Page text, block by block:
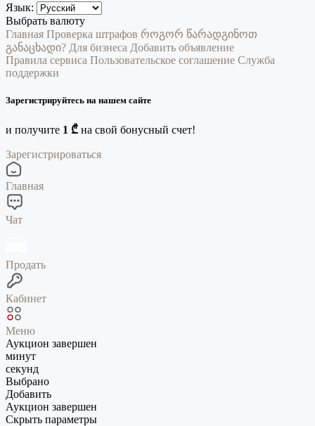
Язык:
Выбрать валюту
Главная Проверка штрафов როგორ წარადგინოთ
განაცხადი? Для бизнеса Добавить объявление
Правила сервиса Пользовательское соглашение Служба
поддержки
Зарегистрируйтесь на нашем сайте
и получите 1 ₾ на свой бонусный счет!
Зарегистрироваться
Главная
Чат
Продать
Кабинет
Меню
Аукцион завершен
минут
секунд
Выбрано
Добавить
Аукцион завершен
Скрыть параметры